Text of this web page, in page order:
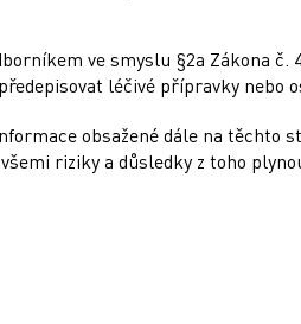
ve smyslu §2a Zákona
léčivé přípravky nebo
obsažené dále na
riziky a důsledky z toho